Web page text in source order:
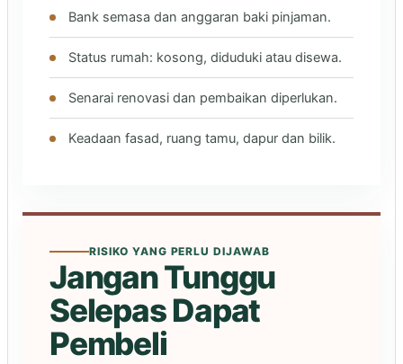
Bank semasa dan anggaran baki pinjaman.
Status rumah: kosong, diduduki atau disewa.
Senarai renovasi dan pembaikan diperlukan.
Keadaan fasad, ruang tamu, dapur dan bilik.
RISIKO YANG PERLU DIJAWAB
Jangan Tunggu
Selepas Dapat
Pembeli